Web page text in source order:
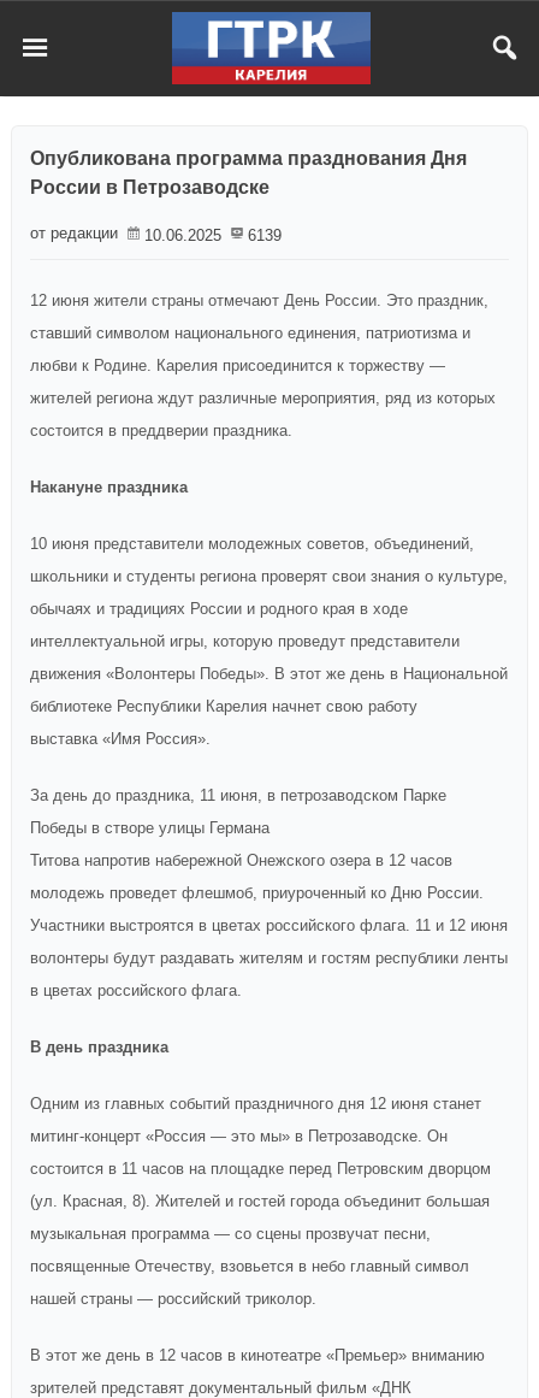
Опубликована программа празднования Дня
России в Петрозаводске
от редакции 10.06.2025 6139
12 июня жители страны отмечают День России. Это праздник,
ставший символом национального единения, патриотизма и
любви к Родине. Карелия присоединится к торжеству —
жителей региона ждут различные мероприятия, ряд из которых
состоится в преддверии праздника.
Накануне праздника
10 июня представители молодежных советов, объединений,
школьники и студенты региона проверят свои знания о культуре,
обычаях и традициях России и родного края в ходе
интеллектуальной игры, которую проведут представители
движения «Волонтеры Победы». В этот же день в Национальной
библиотеке Республики Карелия начнет свою работу
выставка «Имя Россия».
За день до праздника, 11 июня, в петрозаводском Парке
Победы в створе улицы Германа
Титова напротив набережной Онежского озерав 12 часов
молодежь проведет флешмоб, приуроченный ко Дню России.
Участники выстроятся в цветах российского флага. 11 и 12 июня
волонтеры будут раздавать жителям и гостям республики ленты
в цветах российского флага.
В день праздника
Одним из главных событий праздничного дня 12 июня станет
митинг-концерт «Россия — это мы» в Петрозаводске. Он
состоится в 11 часов на площадке перед Петровским дворцом
(ул. Красная, 8). Жителей и гостей города объединит большая
музыкальная программа — со сцены прозвучат песни,
посвященные Отечеству, взовьется в небо главный символ
нашей страны — российский триколор.
В этот же день в 12 часов в кинотеатре «Премьер» вниманию
зрителей представят документальный фильм «ДНК